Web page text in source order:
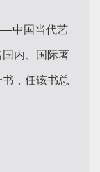
中国当代艺
内、国际著
，任该书总